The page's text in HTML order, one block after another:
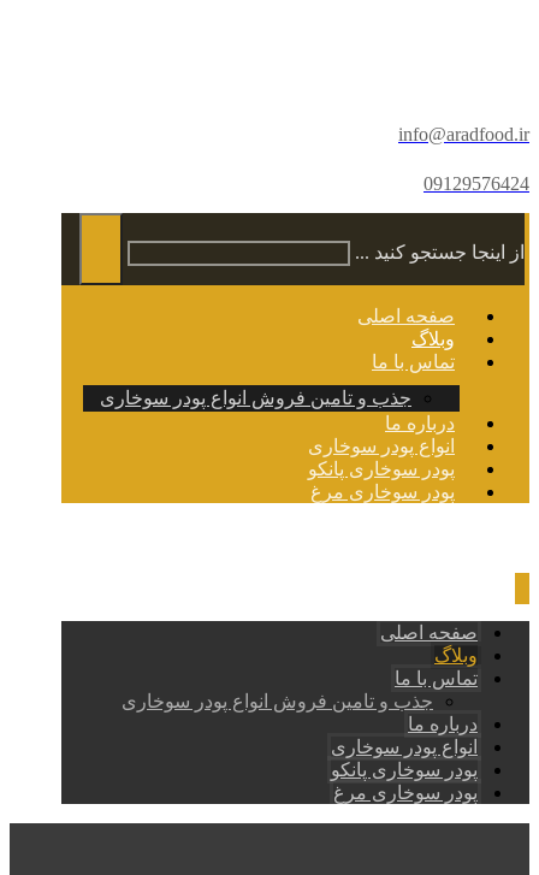
info@aradfood.ir
09129576424
از اینجا جستجو کنید ...
صفحه اصلی
وبلاگ
تماس با ما
جذب و تامین فروش انواع پودر سوخاری
درباره ما
انواع پودر سوخاری
پودر سوخاری پانکو
پودر سوخاری مرغ
صفحه اصلی
وبلاگ
تماس با ما
جذب و تامین فروش انواع پودر سوخاری
درباره ما
انواع پودر سوخاری
پودر سوخاری پانکو
پودر سوخاری مرغ